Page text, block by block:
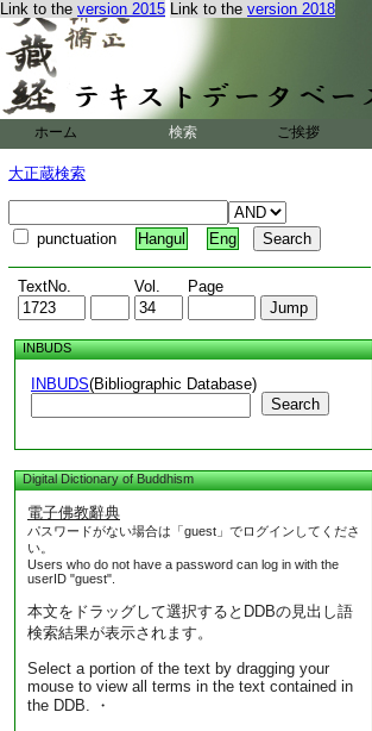
Link to the version 2015 Link to the version 2018
ホーム 検索 ご挨拶
大正蔵検索
punctuation Hangul Eng
TextNo. Vol. Page
INBUDS
INBUDS(Bibliographic Database)
Search
Digital Dictionary of Buddhism
電子佛教辭典
パスワードがない場合は「guest」でログインしてくださ
い。
Users who do not have a password can log in with the
userID "guest".
本文をドラッグして選択するとDDBの見出し語
検索結果が表示されます。
Select a portion of the text by dragging your
mouse to view all terms in the text contained in
the DDB. ・